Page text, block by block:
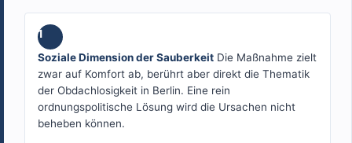
1
Soziale Dimension der Sauberkeit Die Maßnahme zielt
zwar auf Komfort ab, berührt aber direkt die Thematik
der Obdachlosigkeit in Berlin. Eine rein
ordnungspolitische Lösung wird die Ursachen nicht
beheben können.